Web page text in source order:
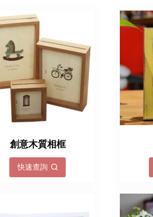
創意木質相框
快速查詢